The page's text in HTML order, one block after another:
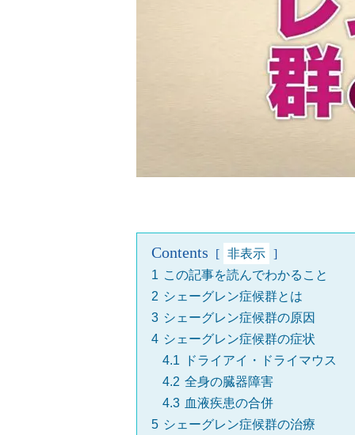
Contents
非表示
1 この記事を読んでわかること
2 シェーグレン症候群とは
3 シェーグレン症候群の原因
4 シェーグレン症候群の症状
4.1
ドライアイ・ドライマウス
4.2 全身の臓器障害
4.3 血液疾患の合併
5 シェーグレン症候群の治療